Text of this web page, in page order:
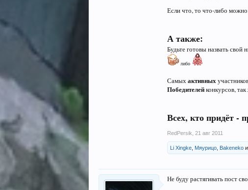
Если что, то что-либо
А также:
Будьте готовы назвать свой
либо
Самыхактивных
Победителейконкурсов,
Всех, кто придёт -
RedPersik 21 авг 2011
Li Xingke Мяурицо Bakeneko и
Не буду растягивать пост